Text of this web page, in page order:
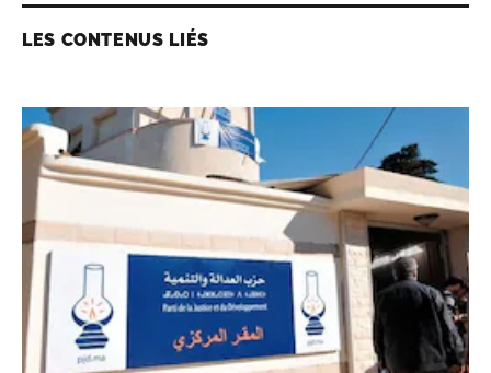
LES CONTENUS LIÉS